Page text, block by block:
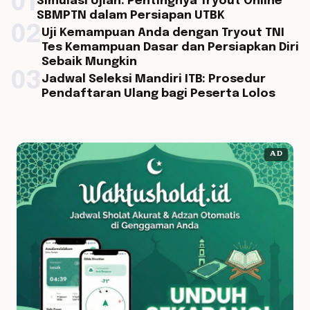
SBMPTN dalam Persiapan UTBK
Uji Kemampuan Anda dengan Tryout TNI
Tes Kemampuan Dasar dan Persiapkan Diri
Sebaik Mungkin
Jadwal Seleksi Mandiri ITB: Prosedur
Pendaftaran Ulang bagi Peserta Lolos
AD